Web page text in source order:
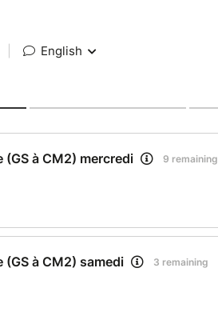
English
à CM2) mercredi 9 remaining
à CM2) samedi 3 remaining